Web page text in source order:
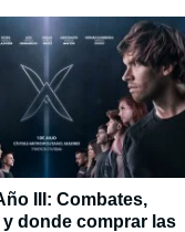
III: Combates,
y donde comprar las